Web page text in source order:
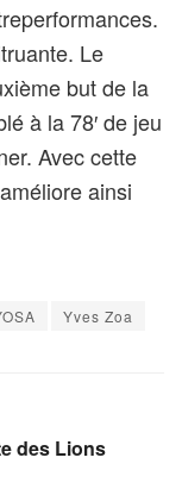
Le
but de la
à la 78′ de jeu
Avec cette
ainsi
Yves Zoa
des Lions